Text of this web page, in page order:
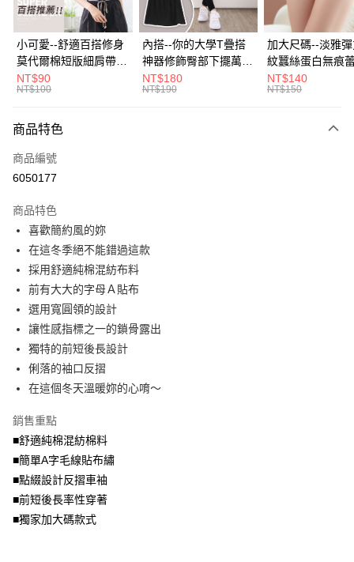
街口支付
悠遊付
Google Pay
全盈+PAY
大哥付你分期
【大哥付你分期使用說明】
1.本服務由台灣大哥大提供，台灣大哥大用戶可立即使用無須另外申請。
流程，驗證手機門號後，選擇欲分期的期數、繳款截止日，確認付款後即完
成交易。
3.實際核准額度、可分期數及費用金額請依後續交易確認頁面所載為準。
4.訂單成立30分鐘內，如未前往確認交易或遇審核未通過，訂單將自動取
法說明評估內容。
【繳款方式說明】
1.分期款項不併入電信帳單，「大哥付你分期」於每月結算日後寄送繳費提
醒簡訊。
2.透過簡訊連結打開帳單後，可選擇「超商條碼／台灣大直營門市／銀行轉
帳／街口支付／iPASS MONEY」等通路繳費。
【注意事項】
1.本服務係由「台灣大哥大股份有限公司」（以下簡稱本公司）所提供，讓
買賣價金債權讓與本公司後，依約使用本公司帳單繳交帳款。
資料（包含姓名、電話或地址）提供予台灣大哥大進項蒐集、處理及利用，
由本公司與您本人進行分期帳單所需資料之確認、核對及更正。
3.完整用戶服務條款，請詳閱以下連結：
AFTEE先享後付
【關於「AFTEE先享後付」】
AFTEE先享後付是「在收到商品之後才付款」的支付方式。 讓您購物簡單
便利好安心！
１．簡單：不需註冊會員、不需綁卡、不需儲值。
２．便利：只要手機號碼，簡訊認證，即可結帳。
３．安心：先確認商品／服務後，再付款。
【「AFTEE先享後付」結帳流程】
１．於結帳方式選擇「AFTEE先享後付」後，將跳轉至「AFTEE先享後付」
２．訂單成立數日內，您將收到繳費通知簡訊。
３．收到繳費通知簡訊後14天內，點擊此簡訊中的連結，可透過四大超商／
ATM／網路銀行／等多元方式進行付款，方視為交易完成。
※ 請注意：結帳手續完成當下不需立刻繳費，但若您需要取消訂單，請聯絡
後付繳納相關費用。
※ 交易是否成功請以「AFTEE先享後付 」之結帳頁面顯示為準，若有關於
是否繳費成功／繳費後需取消欲退款等相關疑問，請聯繫「AFTEE先享後付
客戶支援中心」https://netprotections.freshdesk.com/support/home
【注意事項】
易，需依本服務之必要範圍內提供個人資料，並將交易相關給付款項請求債
ATM付款
全家取貨付款
每筆NT$70，滿NT$699(含以上)免運費
付款後全家取貨
7-11取貨付款
付款後7-11取貨
每筆NT$70，滿NT$699(含以上)免運費
宅配
小可愛--舒適百搭修身
莫代爾棉短版細肩帶素
色背心(白.黑.灰L-2L)-
U582眼圈熊中大尺碼
NT$90
NT$100
內搭--你的大學T疊搭
神器修飾臀部下擺萬用
內搭裙/遮臀裙(黑2L-
6L)-Q155眼圈熊中大
NT$180
NT$190
加大尺碼--淡雅
紋蠶絲蛋白無痕
角內褲(白.粉.藍.
3L)-L28眼圈熊中
NT$140
NT$150
商品特色
商品編號
6050177
商品特色
喜歡簡約風的妳
在這冬季絕不能錯過這款
採用舒適純棉混紡布料
前有大大的字母Ａ貼布
選用寬圓領的設計
讓性感指標之一的鎖骨露出
獨特的前短後長設計
俐落的袖口反摺
在這個冬天溫暖妳的心唷～
銷售重點
■舒適純棉混紡棉料
■簡單A字毛線貼布繡
■點綴設計反摺車袖
■前短後長率性穿著
■獨家加大碼款式